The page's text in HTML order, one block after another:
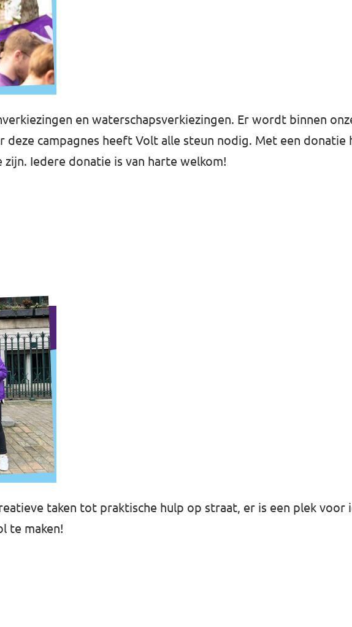
en waterschapsverkiezingen. Er wordt binnen
campagnes heeft Volt alle steun nodig. Met een donatie
Iedere donatie is van harte welkom!
taken tot praktische hulp op straat, er is een plek voor
te maken!